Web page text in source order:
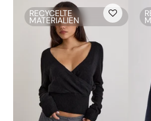
RECYCELTE
MATERIALIEN